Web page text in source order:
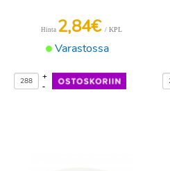
Varastossa
Hinta 2,84€ / KPL
-
+